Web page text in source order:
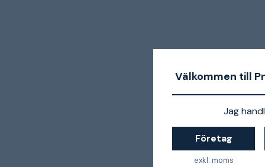
Välkommen till
Jag
Företag
exkl. moms